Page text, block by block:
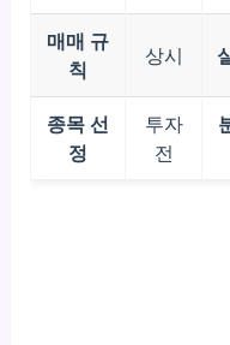
매매 규
칙
상시
종목 선
정
투자
전